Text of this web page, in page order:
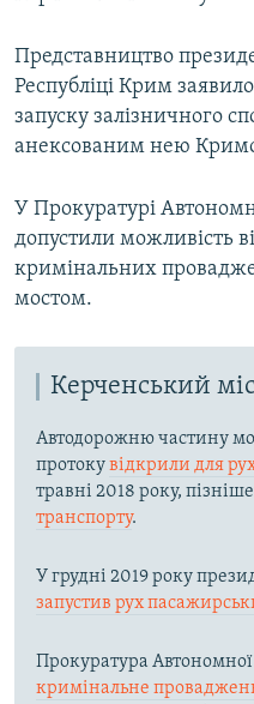
Представництво
Республіці Крим
запуску залізничного
анексованим нею
У Прокуратурі
допустили можливість
кримінальних
мостом.
Керченський
Автодорожню частину
протокувідкрили для
травні 2018 року, пізніше
транспорту.
У грудні 2019 року
запустив рух
Прокуратура
кримінальне